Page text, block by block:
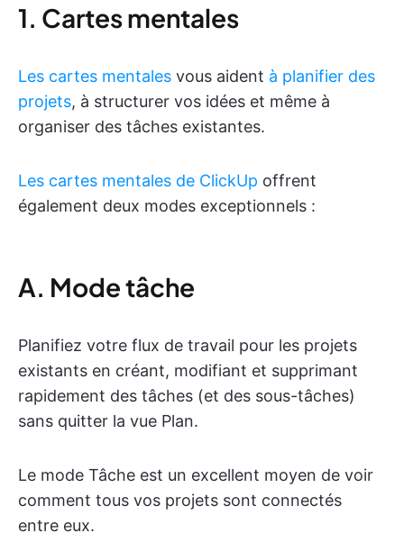
1. Cartes mentales
Les cartes mentales vous aident à planifier des
projets, à structurer vos idées et même à
organiser des tâches existantes.
Les cartes mentales de ClickUp offrent
également deux modes exceptionnels :
A. Mode tâche
Planifiez votre flux de travail pour les projets
existants en créant, modifiant et supprimant
rapidement des tâches (et des sous-tâches)
sans quitter la vue Plan.
Le mode Tâche est un excellent moyen de voir
comment tous vos projets sont connectés
entre eux.